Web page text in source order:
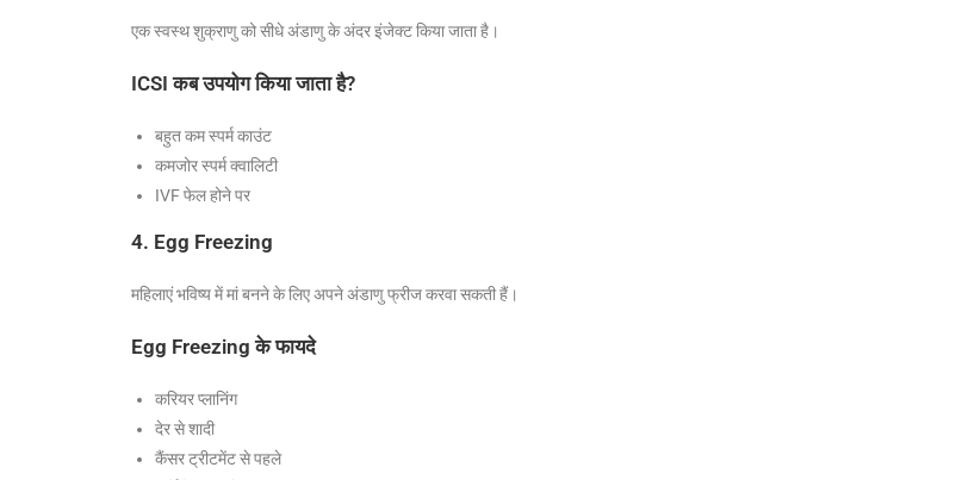
एक स्वस्थ शुक्राणु को सीधे अंडाणु के अंदर इंजेक्ट किया जाता है।
ICSI कब उपयोग किया जाता है?
बहुत कम स्पर्म काउंट
कमजोर स्पर्म क्वालिटी
IVF फेल होने पर
4. Egg Freezing
महिलाएं भविष्य में मां बनने के लिए अपने अंडाणु फ्रीज करवा सकती हैं।
Egg Freezing के फायदे
करियर प्लानिंग
देर से शादी
कैंसर ट्रीटमेंट से पहले